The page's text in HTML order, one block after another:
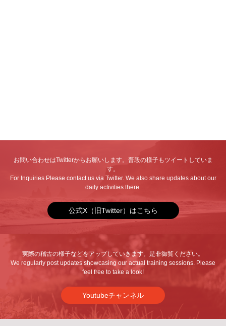
お問い合わせはTwitterからお願いします。普段の様子もツイートしていま
す。
For Inquiries Please contact us via Twitter. We also share updates about our
daily activities there.
公式X（旧Twitter）はこちら
実際の稽古の様子などをアップしていきます。是非御覧ください。
We regularly post updates showcasing our actual training sessions. Please
feel free to take a look!
Youtubeチャンネル